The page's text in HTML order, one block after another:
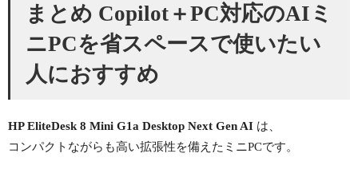
まとめ Copilot＋PC対応のAIミ
ニPCを省スペースで使いたい
人におすすめ
HP EliteDesk 8 Mini G1a Desktop Next Gen AI は、
コンパクトながらも高い拡張性を備えたミニPCです。